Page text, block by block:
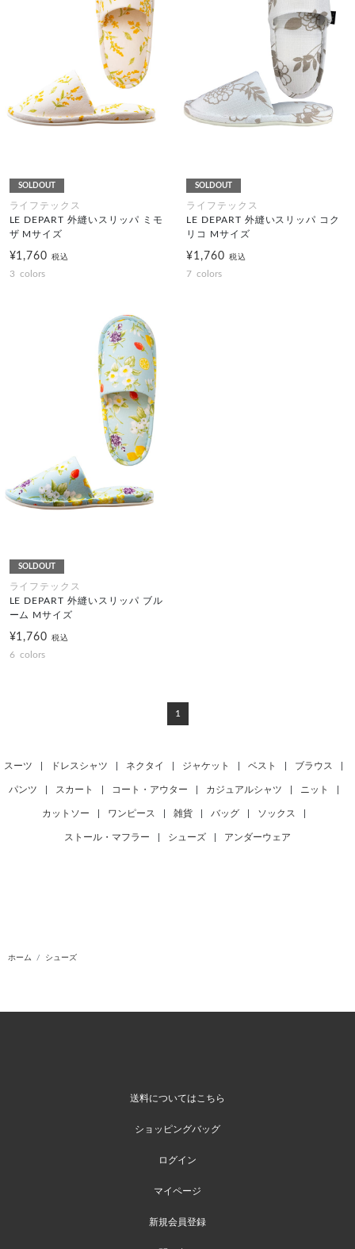
SOLDOUT
ライフテックス
LE DEPART 外縫いスリッパ ミモ
ザ Mサイズ
¥1,760税込
3 colors
SOLDOUT
ライフテックス
LE DEPART 外縫いスリッパ コク
リコ Mサイズ
¥1,760 税込
7 colors
SOLDOUT
ライフテックス
LE DEPART 外縫いスリッパ ブル
ーム Mサイズ
¥1,760税込
6 colors
1
スーツ ドレスシャツ ネクタイ ジャケット ベスト ブラウス
パンツ スカート コート・アウター カジュアルシャツ ニット
カットソー ワンピース 雑貨 バッグ ソックス
ストール・マフラー シューズ アンダーウェア
ホーム シューズ
送料についてはこちら
ショッピングバッグ
ログイン
マイページ
新規会員登録